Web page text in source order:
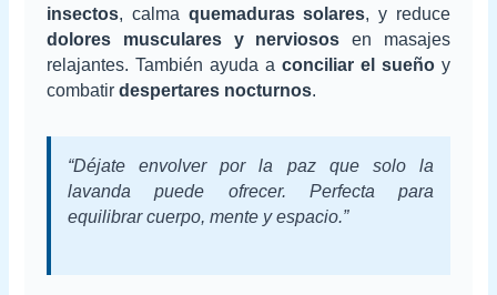
insectos, calma quemaduras solares, y reduce
dolores musculares y nerviosos en masajes
relajantes. También ayuda a conciliar el sueñoy
combatirdespertares nocturnos.
“Déjate envolver por la paz que solo la
lavanda puede ofrecer. Perfecta para
equilibrar cuerpo, mente y espacio.”